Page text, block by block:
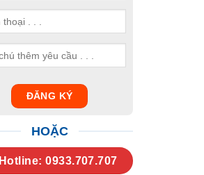
HOẶC
Hotline: 0933.707.707